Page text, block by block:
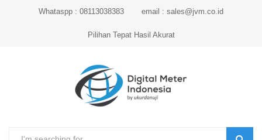
Whataspp : 08113038383 email : sales@jvm.co.id
Pilihan Tepat Hasil Akurat